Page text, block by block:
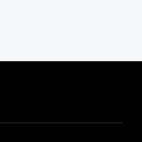
luminii din